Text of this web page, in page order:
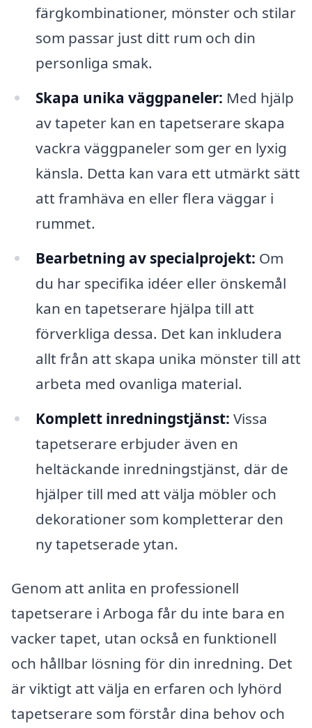
färgkombinationer, mönster och stilar
som passar just ditt rum och din
personliga smak.
Skapa unika väggpaneler: Med hjälp
av tapeter kan en tapetserare skapa
vackra väggpaneler som ger en lyxig
känsla. Detta kan vara ett utmärkt sätt
att framhäva en eller flera väggar i
rummet.
Bearbetning av specialprojekt: Om
du har specifika idéer eller önskemål
kan en tapetserare hjälpa till att
förverkliga dessa. Det kan inkludera
allt från att skapa unika mönster till att
arbeta med ovanliga material.
Komplett inredningstjänst: Vissa
tapetserare erbjuder även en
heltäckande inredningstjänst, där de
hjälper till med att välja möbler och
dekorationer som kompletterar den
ny tapetserade ytan.
Genom att anlita en professionell
tapetserare i Arboga får du inte bara en
vacker tapet, utan också en funktionell
och hållbar lösning för din inredning. Det
är viktigt att välja en erfaren och lyhörd
tapetserare som förstår dina behov och